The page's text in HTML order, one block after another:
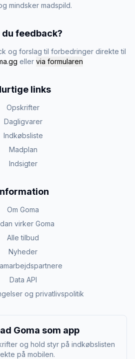
mindsker madspild.
du feedback?
og forslag til forbedringer direkte til
eller via formularen
links
Opskrifter
Dagligvarer
Indkøbsliste
Madplan
Indsigter
Om Goma
virker Goma
Alle tilbud
Nyheder
Data API
og privatlivspolitik
Goma som app
og hold styr på indkøbslisten
på mobilen.